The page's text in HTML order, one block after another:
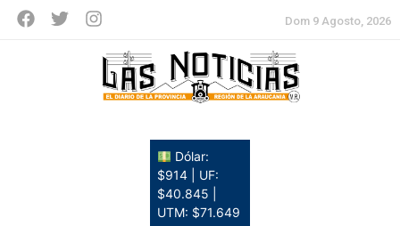
Dom 9 Agosto, 2026
Dólar:
$914 | UF:
$40.845 |
UTM: $71.649